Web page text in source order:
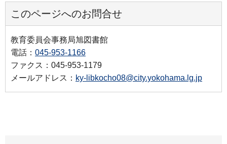
このページへのお問合せ
教育委員会事務局旭図書館
電話： 045-953-1166
ファクス：045-953-1179
メールアドレス： ky-libkocho08@city.yokohama.lg.jp